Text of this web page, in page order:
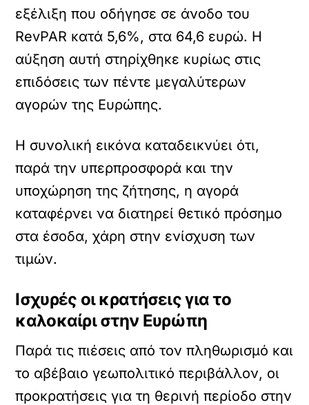
εξέλιξη που οδήγησε σε άνοδο του
RevPAR κατά 5,6%, στα 64,6 ευρώ. Η
αύξηση αυτή στηρίχθηκε κυρίως στις
επιδόσεις των πέντε μεγαλύτερων
αγορών της Ευρώπης.
Η συνολική εικόνα καταδεικνύει ότι,
παρά την υπερπροσφορά και την
υποχώρηση της ζήτησης, η αγορά
καταφέρνει να διατηρεί θετικό πρόσημο
στα έσοδα, χάρη στην ενίσχυση των
τιμών.
Ισχυρές οι κρατήσεις για το
καλοκαίρι στην Ευρώπη
Παρά τις πιέσεις από τον πληθωρισμό και
το αβέβαιο γεωπολιτικό περιβάλλον, οι
προκρατήσεις για τη θερινή περίοδο στην